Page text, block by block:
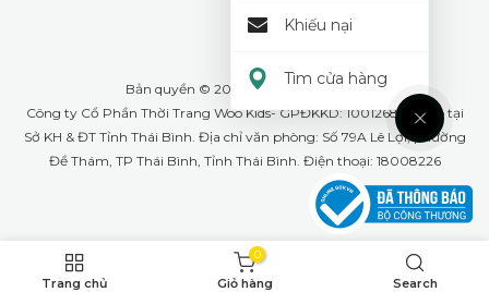
Bản quyền © 2024 thuộc về Wookids
Công ty Cổ Phần Thời Trang Woo Kids- GPĐKKD: 1001268555 cấp tại
Sở KH & ĐT Tỉnh Thái Bình. Địa chỉ văn phòng: Số 79A Lê Lợi, phường
Đề Thám, TP Thái Bình, Tỉnh Thái Bình. Điện thoại: 18008226
Khiếu nại
Tìm cửa hàng
Trang chủ
0
Giỏ hàng Search